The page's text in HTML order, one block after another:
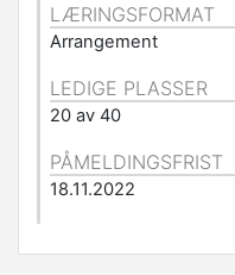
LÆRINGSFORMAT
Arrangement
LEDIGE PLASSER
20 av 40
PÅMELDINGSFRIST
18.11.2022